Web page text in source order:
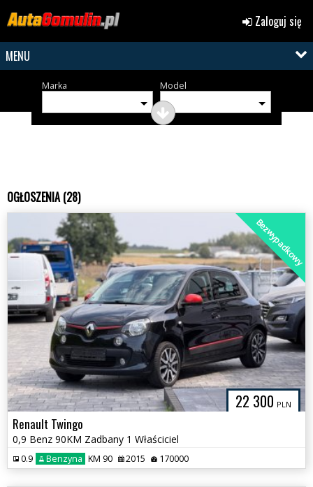
Zaloguj się
MENU
Marka Model
OGŁOSZENIA (28)
22 300 PLN
Bezwypadkowy
Renault Twingo
0,9 Benz 90KM Zadbany 1 Właściciel
0.9 Benzyna KM 90 2015 170000